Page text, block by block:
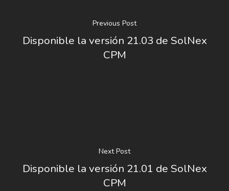
Previous Post
Disponible la versión 21.03 de SolNex
CPM
Next Post
Disponible la versión 21.01 de SolNex
CPM